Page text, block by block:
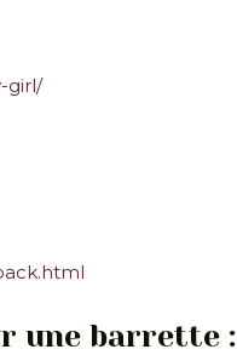
girl/
une barrette :